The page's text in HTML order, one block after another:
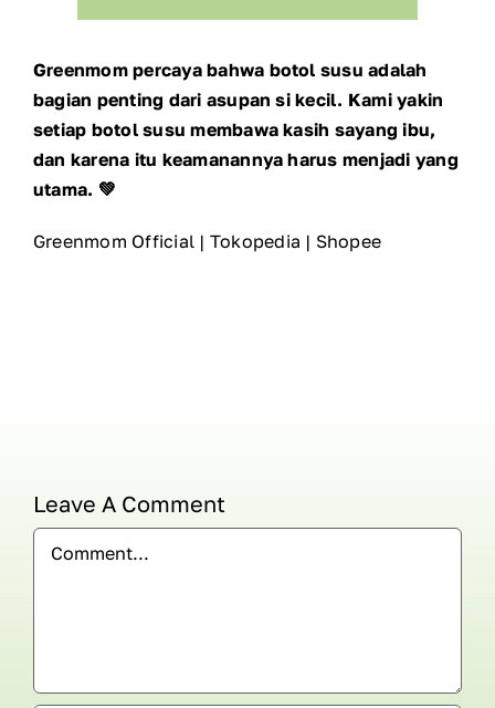
Greenmom percaya bahwa botol susu adalah
bagian penting dari asupan si kecil. Kami yakin
setiap botol susu membawa kasih sayang ibu,
dan karena itu keamanannya harus menjadi yang
utama. 💚
Greenmom Official | Tokopedia | Shopee
Leave A Comment
Comment